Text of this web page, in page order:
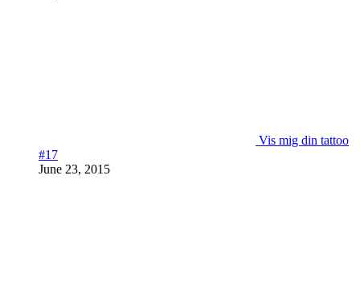
Vis mig din tattoo
#17
June 23, 2015